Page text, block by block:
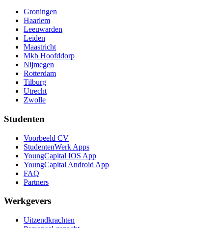
Groningen
Haarlem
Leeuwarden
Leiden
Maastricht
Mkb Hoofddorp
Nijmegen
Rotterdam
Tilburg
Utrecht
Zwolle
Studenten
Voorbeeld CV
StudentenWerk Apps
YoungCapital IOS App
YoungCapital Android App
FAQ
Partners
Werkgevers
Uitzendkrachten